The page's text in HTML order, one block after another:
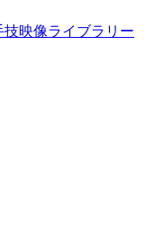
映像ライブラリー